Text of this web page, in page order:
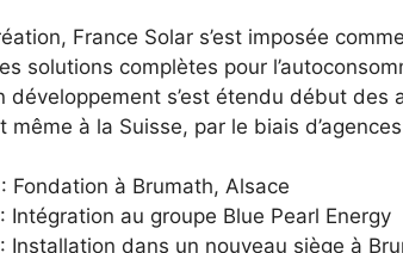
France Solar s’est imposée
solutions complètes pour
développement s’est étendu début des
même à la Suisse, par le biais
Fondation à Brumath, Alsace
Intégration au groupe Blue Pearl Energy
Installation dans un nouveau siège à